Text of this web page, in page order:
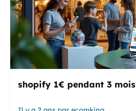
shopify 1€ pendant 3 mois